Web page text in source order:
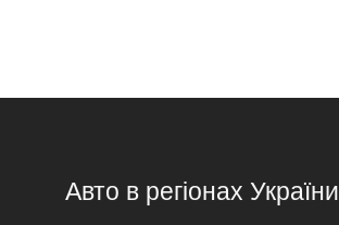
Авто в регіонах України